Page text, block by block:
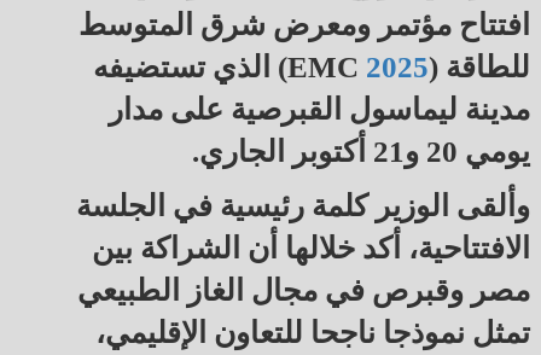
افتتاح مؤتمر ومعرض شرق المتوسط
للطاقة (EMC2025
) الذي تستضيفه
مدينة ليماسول القبرصية على مدار
يومي 20 و21 أكتوبر الجاري.
وألقى الوزير كلمة رئيسية في الجلسة
الافتتاحية، أكد خلالها أن الشراكة بين
مصر وقبرص في مجال الغاز الطبيعي
تمثل نموذجا ناجحا للتعاون الإقليمي،